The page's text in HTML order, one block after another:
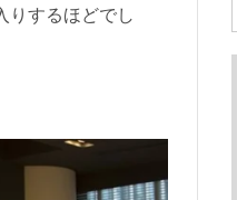
するほどでし